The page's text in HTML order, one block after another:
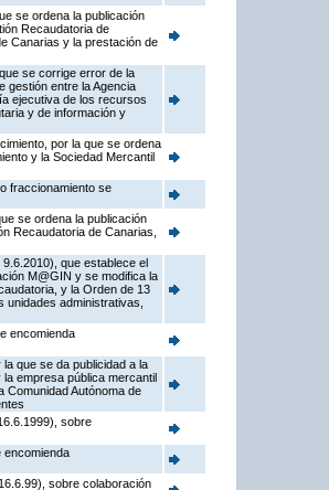
se ordena la publicación
Recaudatoria de
Canarias y la prestación de
se corrige error de la
gestión entre la Agencia
ejecutiva de los recursos
y de información y
por la que se ordena
y la Sociedad Mercantil
fraccionamiento se
se ordena la publicación
Recaudatoria de Canarias,
que establece el
M@GIN y se modifica la
y la Orden de 13
administrativas,
encomienda
que se da publicidad a la
empresa pública mercantil
Autónoma de
sobre
encomienda
sobre colaboración